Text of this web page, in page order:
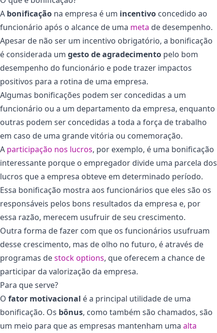
A bonificação na empresa é um incentivo concedido ao
funcionário após o alcance de uma meta de desempenho.
Apesar de não ser um incentivo obrigatório, a bonificação
é considerada um gesto de agradecimento pelo bom
desempenho do funcionário e pode trazer impactos
positivos para a rotina de uma empresa.
Algumas bonificações podem ser concedidas a um
funcionário ou a um departamento da empresa, enquanto
outras podem ser concedidas a toda a força de trabalho
em caso de uma grande vitória ou comemoração.
A participação nos lucros, por exemplo, é uma bonificação
interessante porque o empregador divide uma parcela dos
lucros que a empresa obteve em determinado período.
Essa bonificação mostra aos funcionários que eles são os
responsáveis pelos bons resultados da empresa e, por
essa razão, merecem usufruir de seu crescimento.
Outra forma de fazer com que os funcionários usufruam
desse crescimento, mas de olho no futuro, é através de
programas destock options, que oferecem a chance de
participar da valorização da empresa.
Para que serve?
O fator motivacional é a principal utilidade de uma
bonificação. Os bônus, como também são chamados, são
um meio para que as empresas mantenham uma alta